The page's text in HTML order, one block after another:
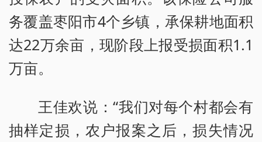
务覆盖枣阳市4个乡镇，承保耕地面积
达22万余亩，现阶段上报受损面积1.1
万亩。
王佳欢说：“我们对每个村都会有
抽样定损，农户报案之后，损失情况